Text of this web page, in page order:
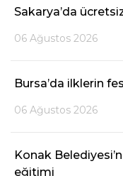
Sakarya’da
06 Ağustos 2026
Bursa’da ilklerin
06 Ağustos 2026
Konak
eğitimi